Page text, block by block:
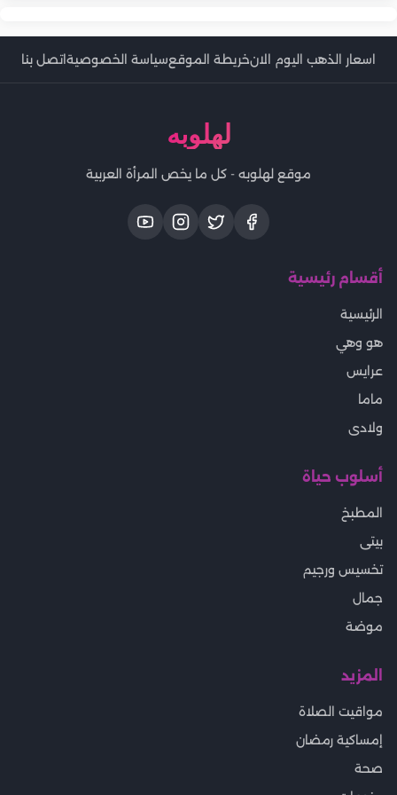
اسعار الذهب اليوم الانخريطة الموقعسياسة الخصوصيةاتصل بنا
لهلوبه
موقع لهلوبه - كل ما يخص المرأة العربية
أقسام رئيسية
الرئيسية
هو وهي
عرايس
ماما
ولادى
أسلوب حياة
المطبخ
بيتى
تخسيس ورجيم
جمال
موضة
المزيد
مواقيت الصلاة
إمساكية رمضان
صحة